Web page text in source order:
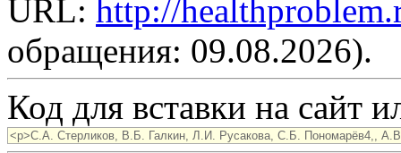
URL: http://
обращения: 09.08.2026).
Код для вставки на сайт